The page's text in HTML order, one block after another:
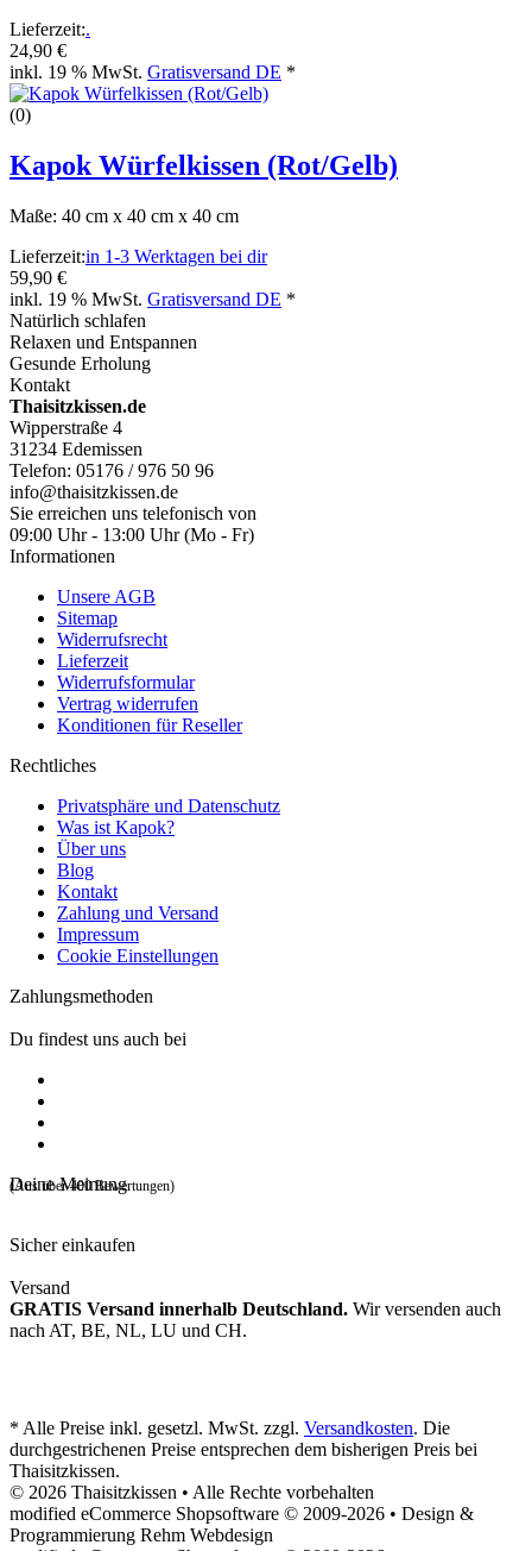
Lieferzeit:.
24,90 €
inkl. 19 % MwSt. Gratisversand DE *
(0)
Kapok Würfelkissen (Rot/Gelb)
Maße: 40 cm x 40 cm x 40 cm
Lieferzeit:in 1-3 Werktagen bei dir
59,90 €
inkl. 19 % MwSt. Gratisversand DE *
Natürlich schlafen
Relaxen und Entspannen
Gesunde Erholung
Kontakt
Thaisitzkissen.de
Wipperstraße 4
31234 Edemissen
Telefon: 05176 / 976 50 96
info@thaisitzkissen.de
Sie erreichen uns telefonisch von
09:00 Uhr - 13:00 Uhr (Mo - Fr)
Informationen
Unsere AGB
Sitemap
Widerrufsrecht
Lieferzeit
Widerrufsformular
Vertrag widerrufen
Konditionen für Reseller
Rechtliches
Privatsphäre und Datenschutz
Was ist Kapok?
Über uns
Blog
Kontakt
Zahlung und Versand
Impressum
Cookie Einstellungen
Zahlungsmethoden
Du findest uns auch bei
Deine Meinung
(Aus über 400 Bewertungen)
Sicher einkaufen
Versand
GRATIS Versand innerhalb Deutschland. Wir versenden auch
nach AT, BE, NL, LU und CH.
* Alle Preise inkl. gesetzl. MwSt. zzgl. Versandkosten. Die
durchgestrichenen Preise entsprechen dem bisherigen Preis bei
Thaisitzkissen.
© 2026 Thaisitzkissen • Alle Rechte vorbehalten
modified eCommerce Shopsoftware © 2009-2026 • Design &
Programmierung Rehm Webdesign